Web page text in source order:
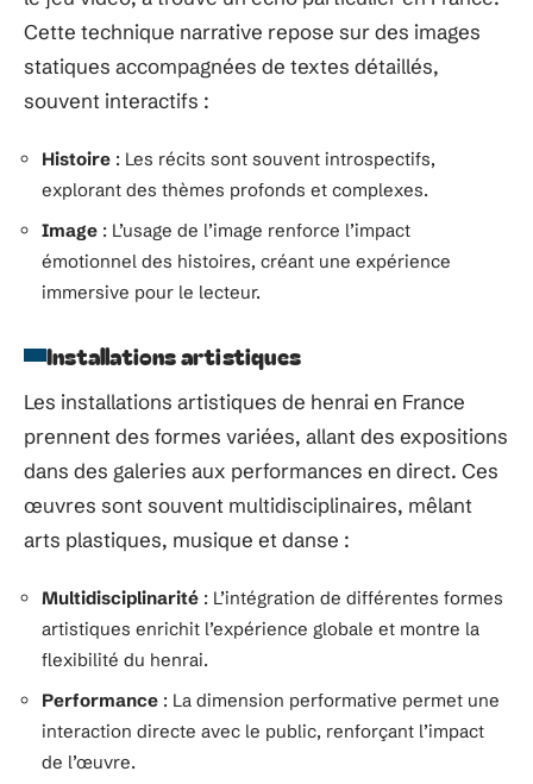
Cette technique narrative repose sur des images
statiques accompagnées de textes détaillés,
souvent interactifs :
Histoire : Les récits sont souvent introspectifs,
explorant des thèmes profonds et complexes.
Image : L’usage de l’image renforce l’impact
émotionnel des histoires, créant une expérience
immersive pour le lecteur.
Installations artistiques
Les installations artistiques de henrai en France
prennent des formes variées, allant des expositions
dans des galeries aux performances en direct. Ces
œuvres sont souvent multidisciplinaires, mêlant
arts plastiques, musique et danse :
Multidisciplinarité : L’intégration de différentes formes
artistiques enrichit l’expérience globale et montre la
flexibilité du henrai.
Performance : La dimension performative permet une
interaction directe avec le public, renforçant l’impact
de l’œuvre.